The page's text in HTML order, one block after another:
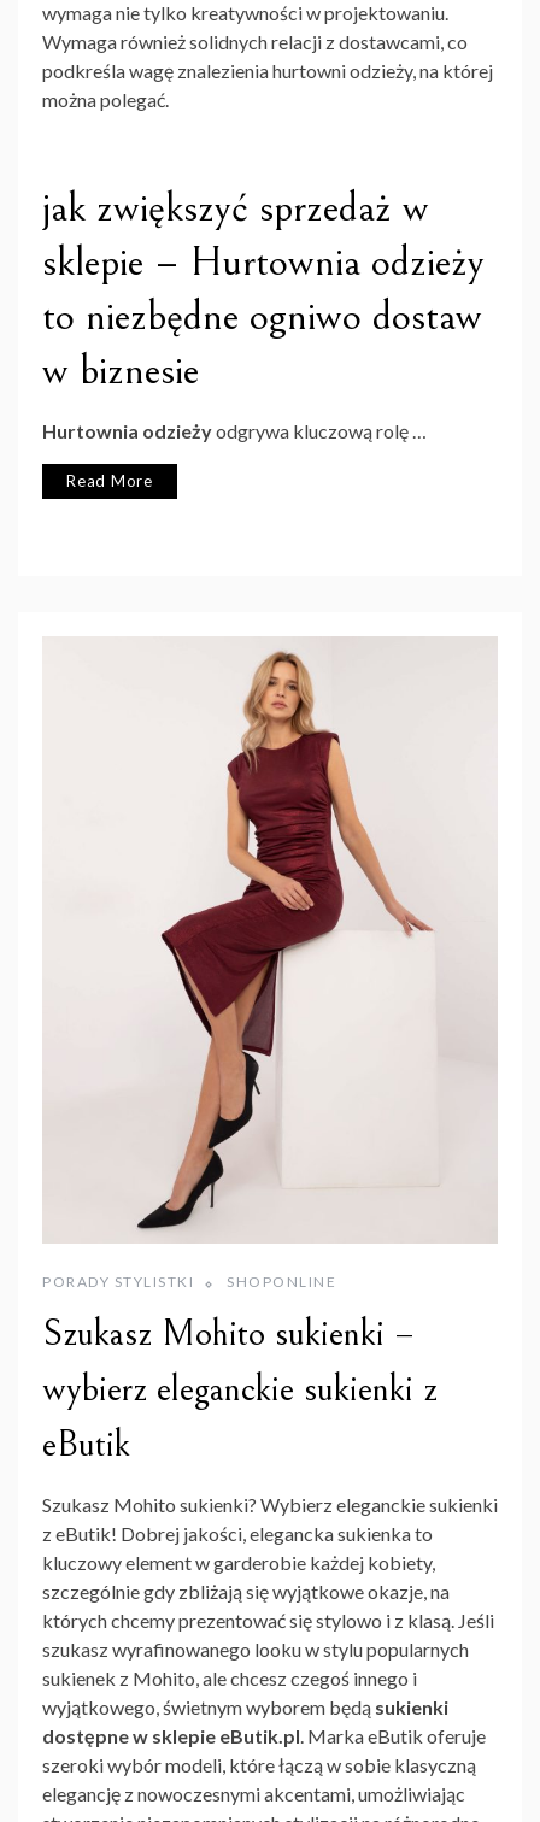
wymaga nie tylko kreatywności w projektowaniu.
Wymaga również solidnych relacji z dostawcami, co
podkreśla wagę znalezienia hurtowni odzieży, na której
można polegać.
jak zwiększyć sprzedaż w
sklepie – Hurtownia odzieży
to niezbędne ogniwo dostaw
w biznesie
Hurtownia odzieżyodgrywa kluczową rolę …
Read More
PORADY STYLISTKI SHOPONLINE
Szukasz Mohito sukienki –
wybierz eleganckie sukienki z
eButik
Szukasz Mohito sukienki? Wybierz eleganckie sukienki
z eButik! Dobrej jakości, elegancka sukienka to
kluczowy element w garderobie każdej kobiety,
szczególnie gdy zbliżają się wyjątkowe okazje, na
których chcemy prezentować się stylowo i z klasą. Jeśli
szukasz wyrafinowanego looku w stylu popularnych
sukienek z Mohito, ale chcesz czegoś innego i
wyjątkowego, świetnym wyborem będą sukienki
dostępne w sklepie eButik.pl. Marka eButik oferuje
szeroki wybór modeli, które łączą w sobie klasyczną
elegancję z nowoczesnymi akcentami, umożliwiając